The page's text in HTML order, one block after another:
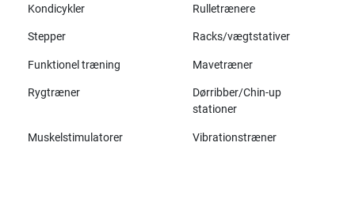
Kondicykler Rulletrænere
Stepper Racks/vægtstativer
Funktionel træning Mavetræner
Rygtræner
Dørribber/Chin-up
stationer
Muskelstimulatorer Vibrationstræner